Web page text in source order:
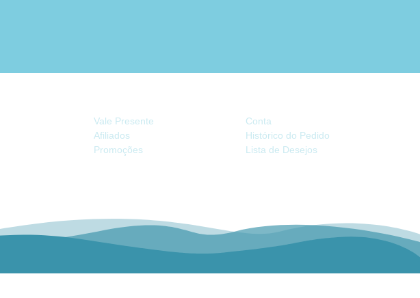
Vale Presente
Afiliados
Promoções
Conta
Histórico do Pedido
Lista de Desejos